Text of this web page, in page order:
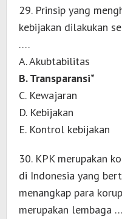
29. Prinsip yang
kebijakan dilakukan
….
A. Akubtabilitas
B. Transparansi*
C. Kewajaran
D. Kebijakan
E. Kontrol kebijakan
30. KPK merupakan
di Indonesia yang
menangkap para
merupakan lembaga